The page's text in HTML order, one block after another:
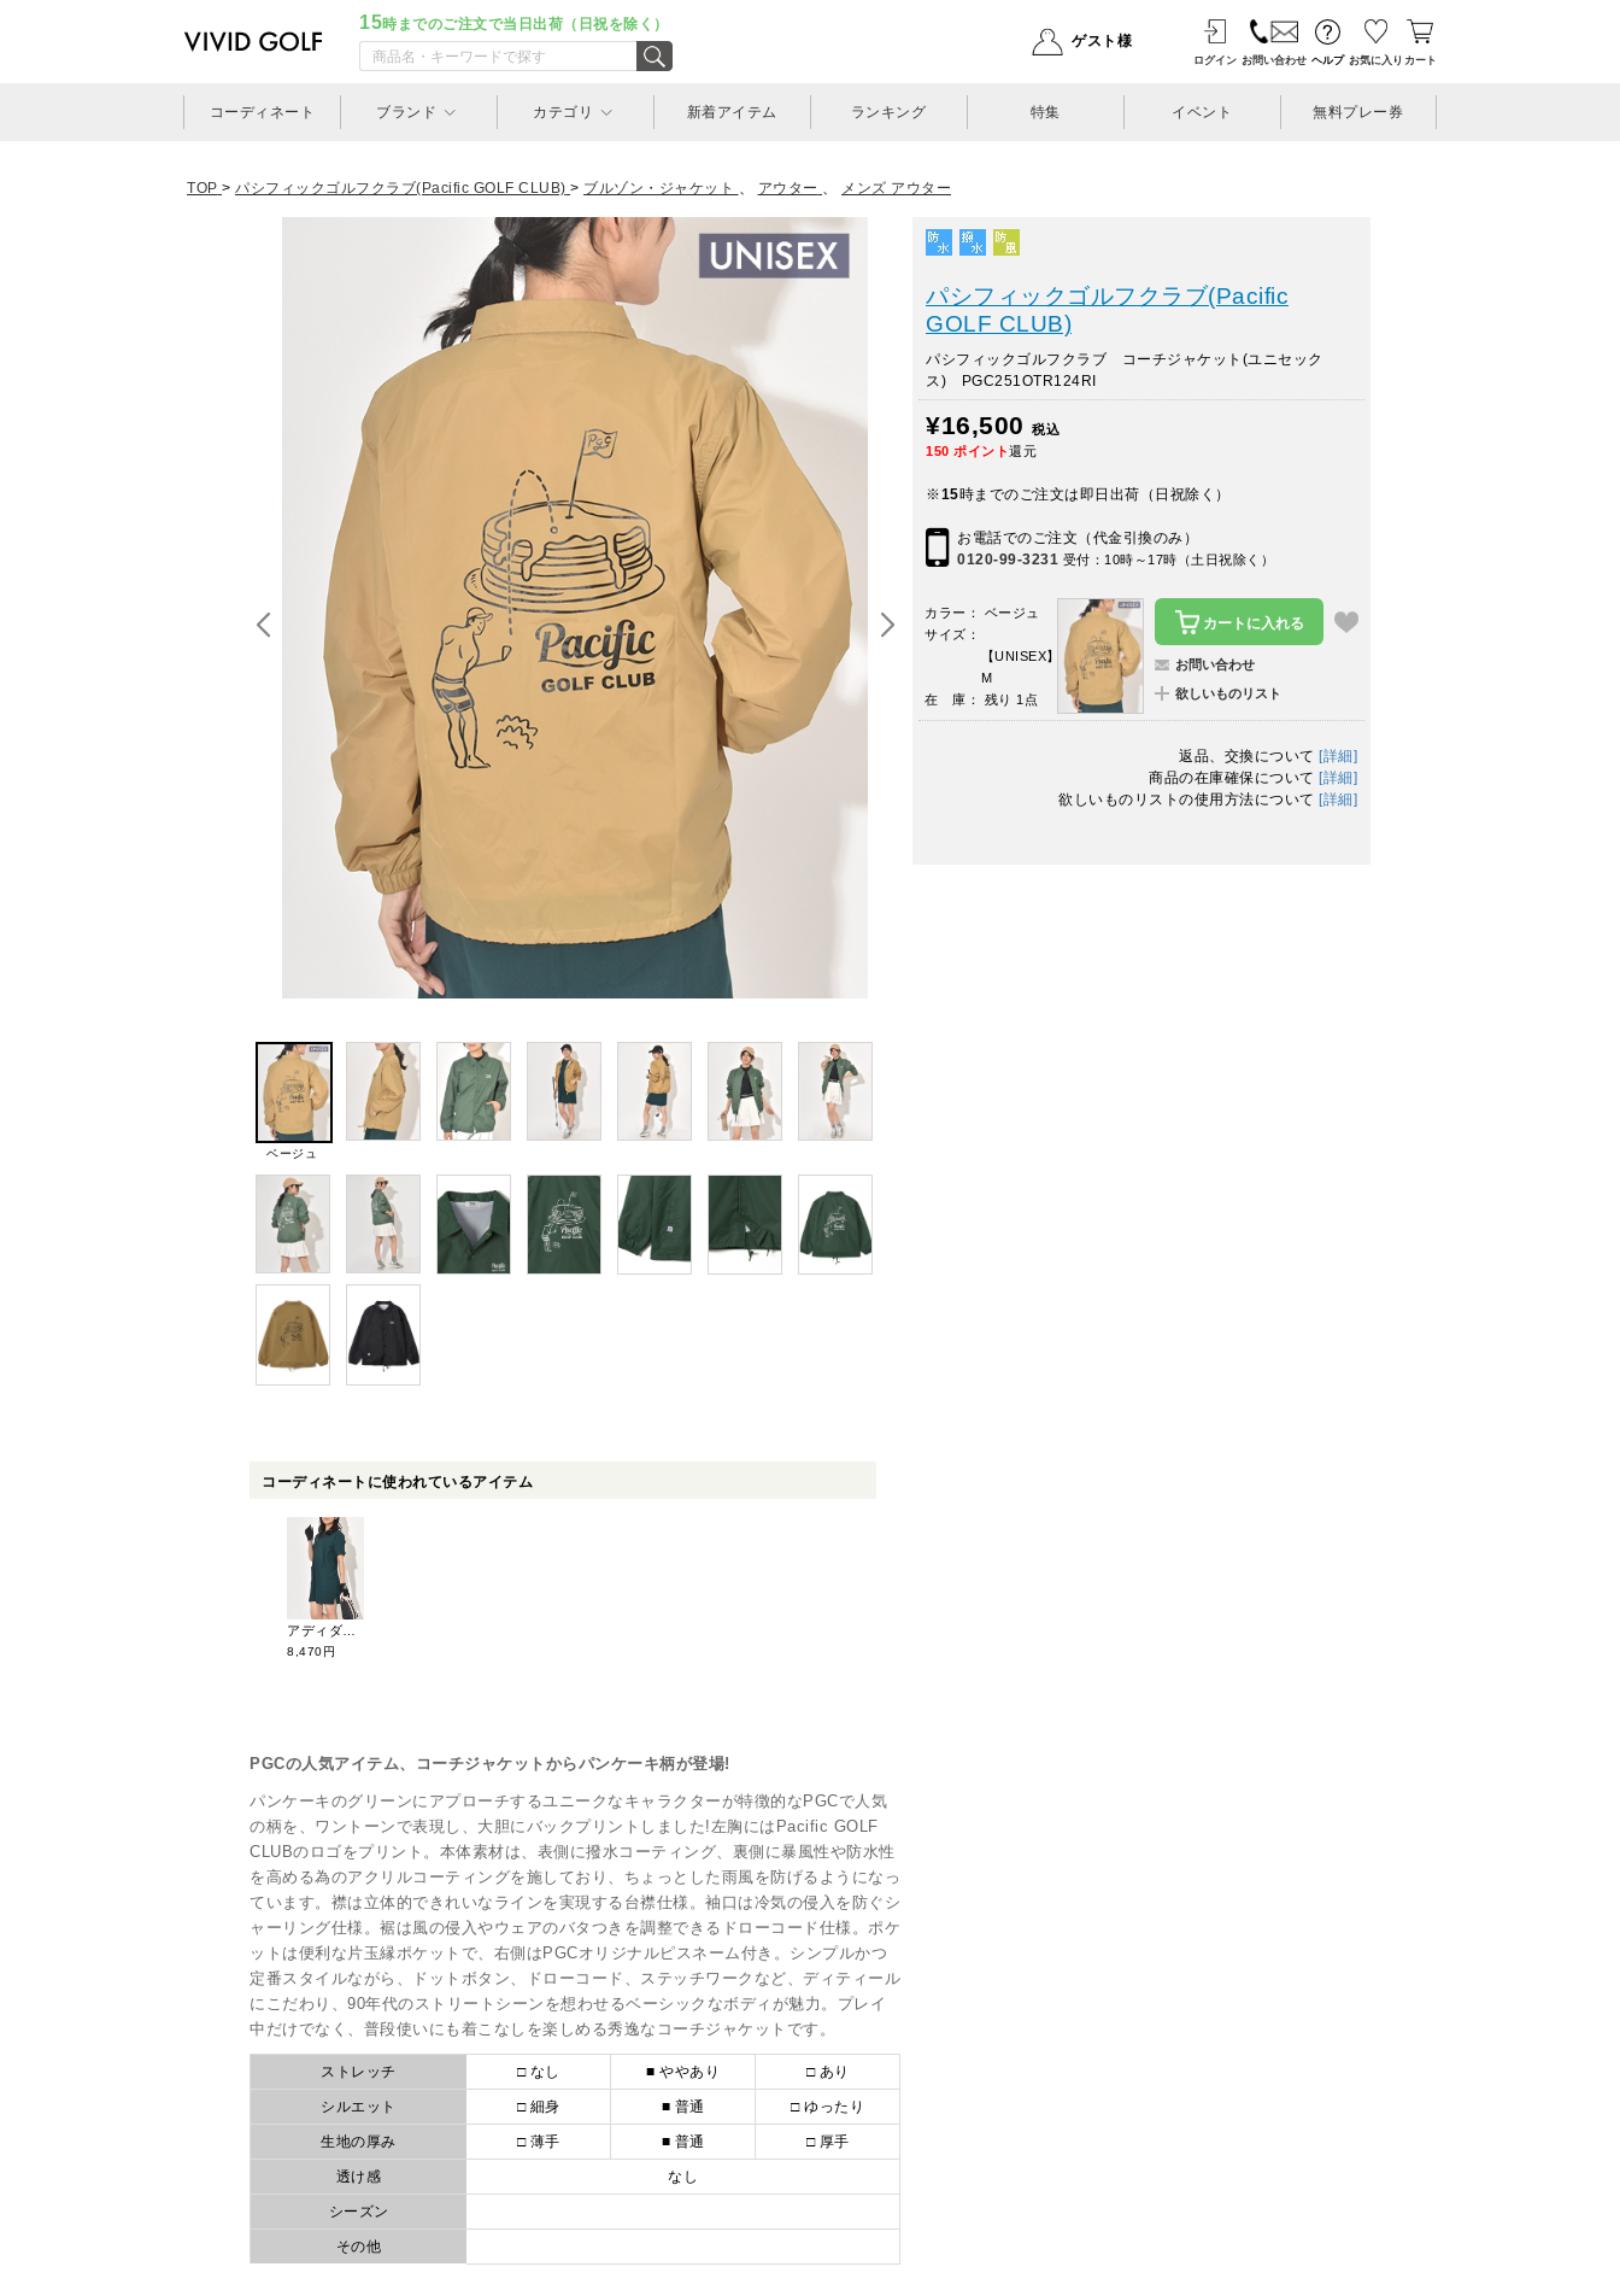
15時までのご注文で当日出荷（日祝を除く）
ゲスト様
ログイン お問い合わせ ヘルプ お気に入り カート
コーディネート ブランド カテゴリ 新着アイテム ランキング 特集 イベント 無料プレー券
TOP > パシフィックゴルフクラブ(Pacific GOLF CLUB) > ブルゾン・ジャケット 、 アウター 、 メンズ アウター
ベージュ
コーディネートに使われているアイテム
8,470円
PGCの人気アイテム、コーチジャケットからパンケーキ柄が登場!
パンケーキのグリーンにアプローチするユニークなキャラクターが特徴的なPGCで人気
の柄を、ワントーンで表現し、大胆にバックプリントしました!左胸にはPacific GOLF
CLUBのロゴをプリント。本体素材は、表側に撥水コーティング、裏側に暴風性や防水性
を高める為のアクリルコーティングを施しており、ちょっとした雨風を防げるようになっ
ています。襟は立体的できれいなラインを実現する台襟仕様。袖口は冷気の侵入を防ぐシ
ャーリング仕様。裾は風の侵入やウェアのバタつきを調整できるドローコード仕様。ポケ
ットは便利な片玉縁ポケットで、右側はPGCオリジナルピスネーム付き。シンプルかつ
定番スタイルながら、ドットボタン、ドローコード、ステッチワークなど、ディティール
にこだわり、90年代のストリートシーンを想わせるベーシックなボディが魅力。プレイ
中だけでなく、普段使いにも着こなしを楽しめる秀逸なコーチジャケットです。
ストレッチ □ なし ■ ややあり □ あり
シルエット □ 細身 ■ 普通 □ ゆったり
生地の厚み □ 薄手 ■ 普通 □ 厚手
透け感 なし
シーズン
その他
パシフィックゴルフクラブ(Pacific
GOLF CLUB)
パシフィックゴルフクラブ コーチジャケット(ユニセック
ス) PGC251OTR124RI
¥16,500
税込
150 ポイント還元
※15時までのご注文は即日出荷（日祝除く）
お電話でのご注文（代金引換のみ）
0120-99-3231 受付：10時～17時（土日祝除く）
カラー： ベージュ
サイズ：
【UNISEX】
M
在 庫： 残り 1点
カートに入れる
お問い合わせ
欲しいものリスト
返品、交換について [詳細]
商品の在庫確保について [詳細]
欲しいものリストの使用方法について [詳細]